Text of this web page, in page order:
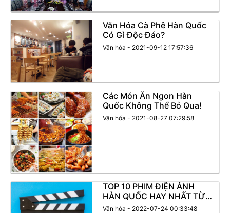
Văn Hóa Cà Phê Hàn Quốc
Có Gì Độc Đáo?
Văn hóa - 2021-09-12 17:57:36
Các Món Ăn Ngon Hàn
Quốc Không Thể Bỏ Qua!
Văn hóa - 2021-08-27 07:29:58
TOP 10 PHIM ĐIỆN ẢNH
HÀN QUỐC HAY NHẤT TỪ
TRƯỚC ĐẾN NAY
Văn hóa - 2022-07-24 00:33:48